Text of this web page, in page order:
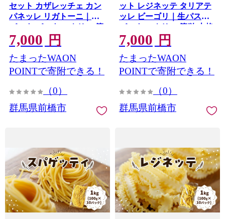
セット カザレッチェ カン
パネッレ リガトーニ｜生
パスタ パスタ コナリエ 簡
単 本格 ショートパスタ カ
ザレッチェ カンパネッレ
リガトーニ 小麦 珍しい め
ずらしい おいしい 楽しい
ナリエ 群馬県 前橋市
7,000 円
たまったWAON
POINTで寄附できる！
（0）
群馬県前橋市
ット レジネッテ タリアテ
ッレ ビーゴリ｜生パスタ
パスタ コナリエ 簡単 本格
ロングパスタ レジネッテ
タリアテッレ ビーゴリ 小
麦 珍しい めずらしい おい
しい 楽しい おうちごはん
前橋市
7,000 円
たまったWAON
POINTで寄附できる！
（0）
群馬県前橋市